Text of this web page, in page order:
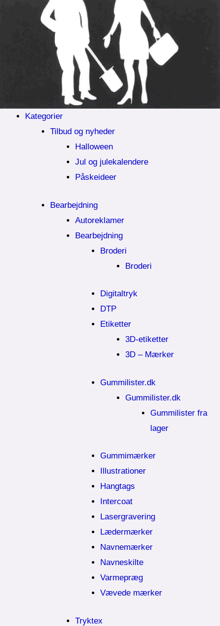
Kategorier
Tilbud og nyheder
Halloween
Jul og julekalendere
Påskeideer
Bearbejdning
Autoreklamer
Bearbejdning
Broderi
Broderi
Digitaltryk
DTP
Etiketter
3D-etiketter
3D – Mærker
Gummilister.dk
Gummilister.dk
Gummilister fra
lager
Gummimærker
Illustrationer
Hangtags
Intercoat
Lasergravering
Lædermærker
Navnemærker
Navneskilte
Varmepræg
Vævede mærker
Tryktex